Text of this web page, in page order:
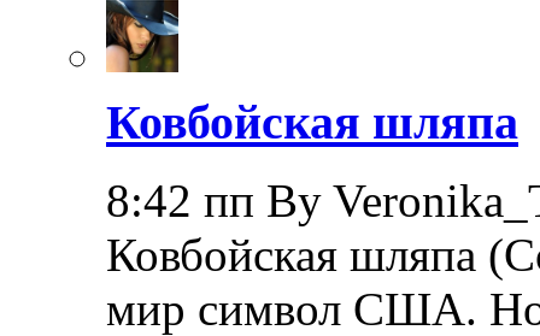
Ковбойская шляпа
8:42 пп By
Ковбойская шляпа
мир символ США. Но